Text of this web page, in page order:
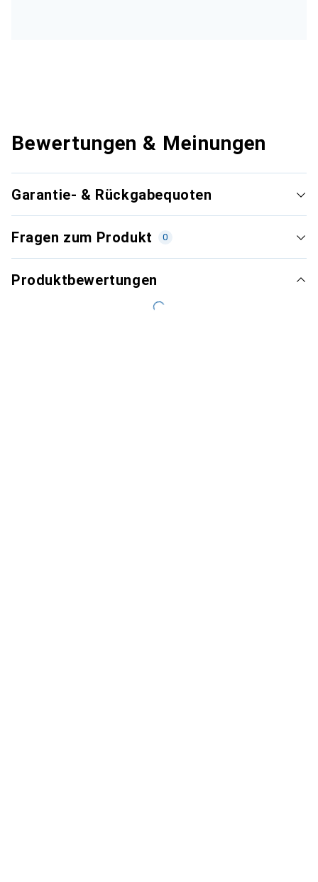
Bewertungen & Meinungen
Garantie- & Rückgabequoten
Fragen zum Produkt 0
Produktbewertungen